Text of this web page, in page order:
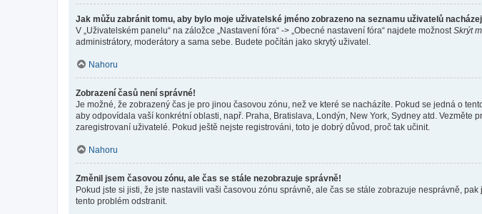
Jak můžu zabránit tomu, aby bylo moje uživatelské jméno zobrazeno na seznamu uživatelů
V „Uživatelském panelu“ na záložce „Nastavení fóra“ -> „Obecné nastavení fóra“ najdete možnost Skrýt
administrátory, moderátory a sama sebe. Budete počítán jako skrytý uživatel.
Nahoru
Zobrazení časů není správné!
Je možné, že zobrazený čas je pro jinou časovou zónu, než ve které se nacházíte. Pokud se jedná o
aby odpovídala vaší konkrétní oblasti, např. Praha, Bratislava, Londýn, New York, Sydney atd.
zaregistrovaní uživatelé. Pokud ještě nejste registrováni, toto je dobrý důvod, proč tak učinit.
Nahoru
Změnil jsem časovou zónu, ale čas se stále nezobrazuje správně!
Pokud jste si jisti, že jste nastavili vaši časovou zónu správně, ale čas se stále zobrazuje nesprávně,
tento problém odstranit.